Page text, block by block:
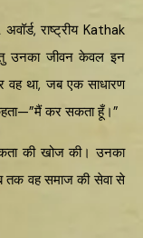
राष्ट्रीय Kathak
उनका जीवन केवल इन
वह था, जब एक साधारण
कर सकता हूँ।”
की खोज की। उनका
तक वह समाज की सेवा से